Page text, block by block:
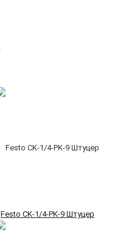
Festo CK-1/4-PK-9 Штуцер